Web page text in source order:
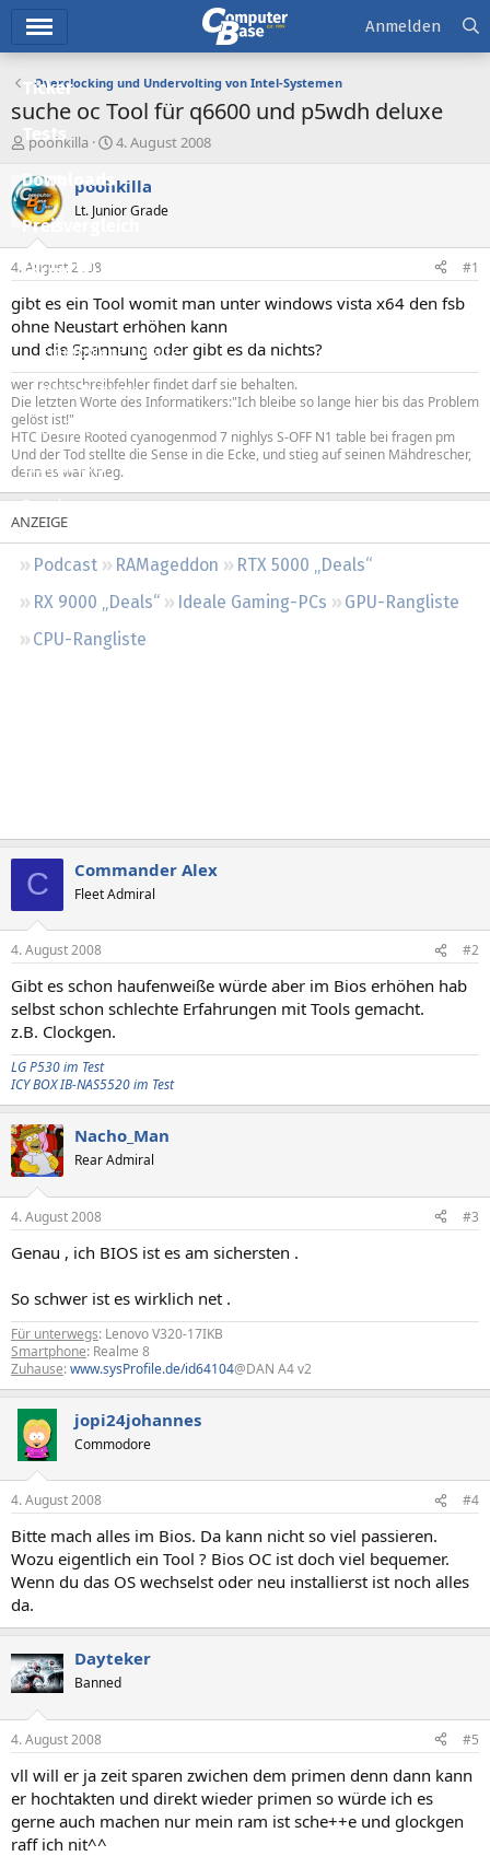
Ticker
Tests
Downloads
Preisvergleich
Forum
Aktuelles
Empfohlene Inhalte
Neue Beiträge
Neueste Aktivitäten
Leserartikel
Regeln
Podcast RAMageddon
RTX 5000 „Deals“
RX 9000 „Deals“
Ideale Gaming-PCs
GPU-Rangliste
CPU-Rangliste
Anmelden
Overclocking und Undervolting von Intel-Systemen
suche oc Tool für q6600 und p5wdh deluxe
E
s
t
e
l
e
r
poohkilla
E
s
e
t
a
m
4. August 2008
poohkilla
Lt. Junior Grade
4. August 2008 #1
gibt es ein Tool womit man unter windows vista x64 den fsb
ohne Neustart erhöhen kann
und die Spannung oder gibt es da nichts?
wer rechtschreibfehler findet darf sie behalten.
Die letzten Worte des Informatikers:"Ich bleibe so lange hier bis das Problem
gelöst ist!"
HTC Desire Rooted cyanogenmod 7 nighlys S-OFF N1 table bei fragen pm
Und der Tod stellte die Sense in die Ecke, und stieg auf seinen Mähdrescher,
denn es war Krieg.
C Commander Alex
Fleet Admiral
4. August 2008 #2
Gibt es schon haufenweiße würde aber im Bios erhöhen hab
selbst schon schlechte Erfahrungen mit Tools gemacht.
z.B. Clockgen.
LG P530 im Test
ICY BOX IB-NAS5520 im Test
Nacho_Man
Rear Admiral
4. August 2008 #3
Genau , ich BIOS ist es am sichersten .
So schwer ist es wirklich net .
Für unterwegs: Lenovo V320-17IKB
Smartphone: Realme 8
Zuhause:www.sysProfile.de/id64104@DAN A4 v2
jopi24johannes
Commodore
4. August 2008 #4
Bitte mach alles im Bios. Da kann nicht so viel passieren.
Wozu eigentlich ein Tool ? Bios OC ist doch viel bequemer.
Wenn du das OS wechselst oder neu installierst ist noch alles
da.
Dayteker
Banned
4. August 2008 #5
vll will er ja zeit sparen zwichen dem primen denn dann kann
er hochtakten und direkt wieder primen so würde ich es
gerne auch machen nur mein ram ist sche++e und glockgen
raff ich nit^^